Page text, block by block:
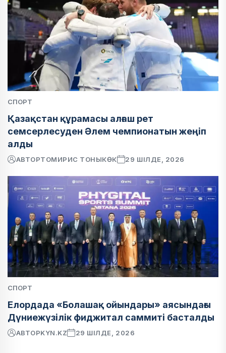
СПОРТ
Қазақстан құрамасы алғаш рет
семсерлесуден Әлем чемпионатын жеңіп
алды
АВТОРТОМИРИС ТОНЫКӨК 29 ШІЛДЕ, 2026
СПОРТ
Елордада «Болашақ ойындары» аясындағы
Дүниежүзілік фиджитал саммиті басталды
АВТОРKYN.KZ 29 ШІЛДЕ, 2026